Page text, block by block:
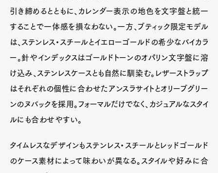
引き締めるとともに、カレンダー表示の地色を文字盤と統一
することで一体感を損なわない。一方、ブティック限定モデル
は、ステンレス・スチールとイエローゴールドの希少なバイカラ
ー。針やインデックスはゴールドトーンのオパリン文字盤に溶
け込み、ステンレスケースとも自然に馴染む。レザーストラップ
はそれぞれの個性に合わせたアンスラサイトとオリーブグリー
ンのヌバックを採用。フォーマルだけでなく、カジュアルなスタイ
ルにも合わせやすい。
タイムレスなデザインもステンレス・スチールとレッドゴールド
のケース素材によって味わいが異なる。スタイルや好みに合